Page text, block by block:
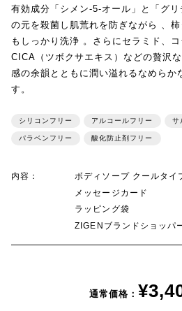
有効成分「シメン-5-オール」と「グ
の元を殺菌し肌荒れを防ぎながら 、
もしっかり洗浄 。さらにセラミド、
CICA（ツボクサエキス）などの贅沢
感の余韻とともに潤い溢れるなめらか
す。
シリコンフリー アルコールフリー サ
パラベンフリー 酸化防止剤フリー
内容：
ボディソープ クールタ
メッセージカード
ラッピング袋
ZIGENブランドショッパ
通常価格：